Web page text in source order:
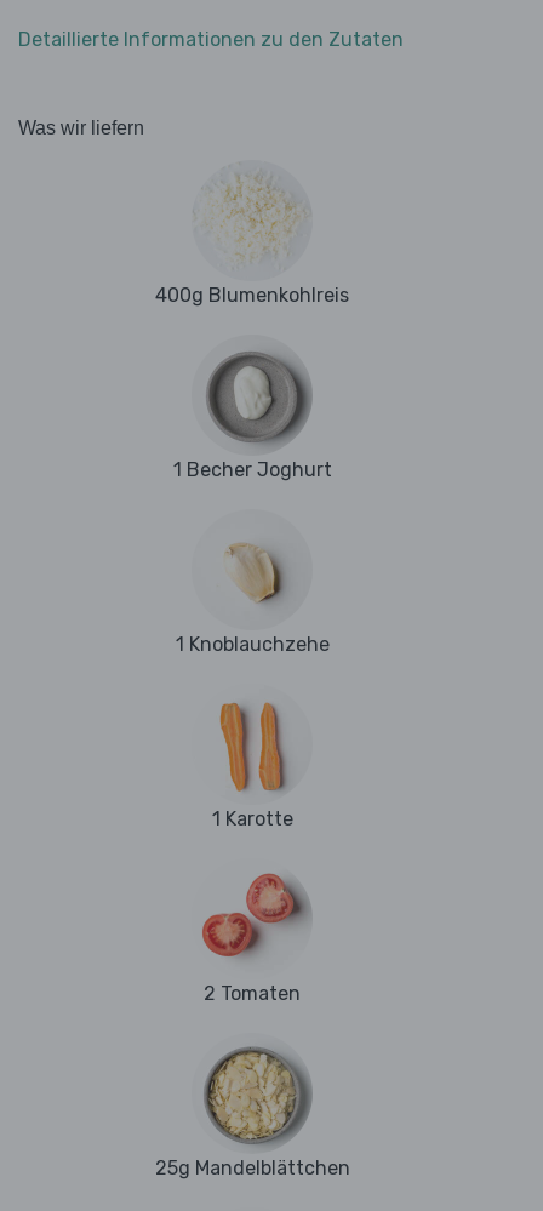
Detaillierte Informationen zu den Zutaten
Was wir liefern
400g Blumenkohlreis
1 Becher Joghurt
1 Knoblauchzehe
1 Karotte
2 Tomaten
25g Mandelblättchen